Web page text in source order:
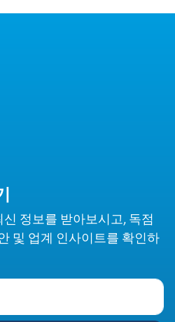
정보를 받아보시고, 독점
및 업계 인사이트를 확인하